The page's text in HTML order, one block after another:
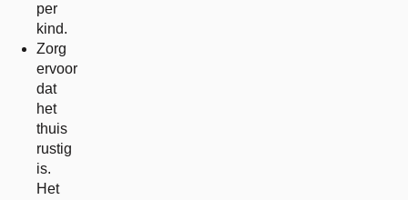
per
kind.
Zorg
ervoor
dat
het
thuis
rustig
is.
Het